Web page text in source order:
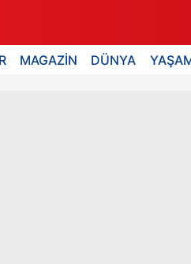
MAGAZİN DÜNYA